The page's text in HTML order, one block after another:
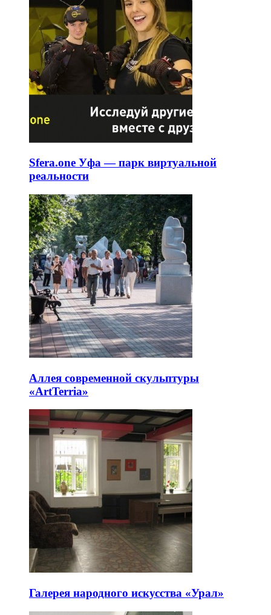
Sfera.one Уфа — парк виртуальной
реальности
Аллея современной скульптуры
«ArtTerria»
Галерея народного искусства «Урал»